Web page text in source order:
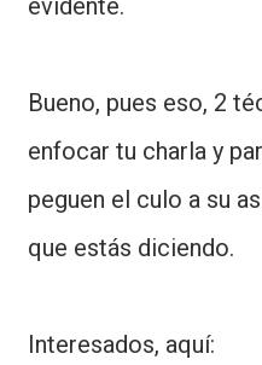
evidente.
Bueno, pues eso, 2
enfocar tu charla y
peguen el culo a su
que estás diciendo.
Interesados, aquí: